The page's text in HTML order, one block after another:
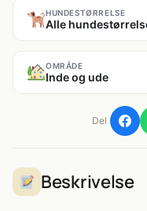
HUNDESTØRRELSE
Alle
OMRÅDE
Inde og ude
Del
Beskrivelse